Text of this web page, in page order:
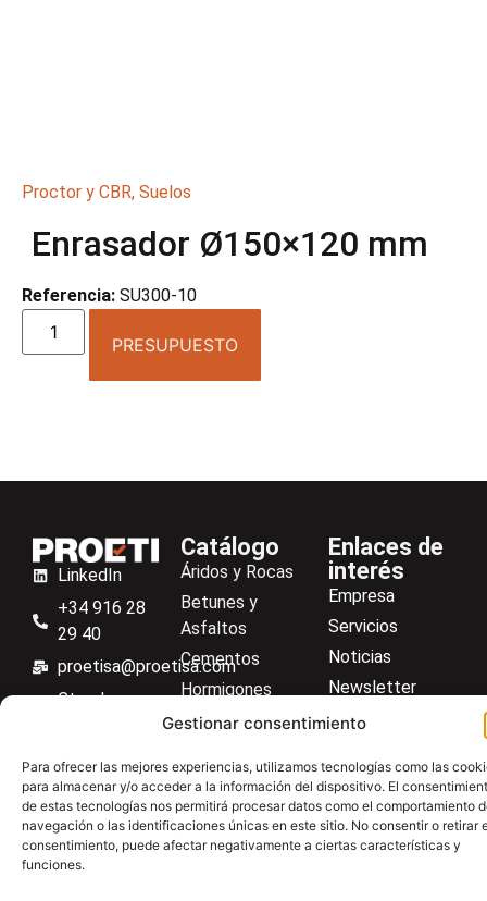
Gestionar consentimiento
Para ofrecer las mejores experiencias, utilizamos tecnologías como las
para almacenar y/o acceder a la información del dispositivo. El
de estas tecnologías nos permitirá procesar datos como el comportamiento
navegación o las identificaciones únicas en este sitio. No consentir o retirar
consentimiento, puede afectar negativamente a ciertas características y
funciones.
Proctor y CBR, Suelos
Enrasador Ø150×120 mm
Referencia: SU300-10
PRESUPUESTO
LinkedIn
+34 916 28
29 40
proetisa@proetisa.com
Ctra de
M-106, Km
4,1, 28110
Algete,
Madrid
Catálogo
Áridos y Rocas
Betunes y
Asfaltos
Cementos
Hormigones
Suelos
Aceros
Material general
Enlaces de
interés
Empresa
Servicios
Noticias
Newsletter
Descargas
Centro de ayuda